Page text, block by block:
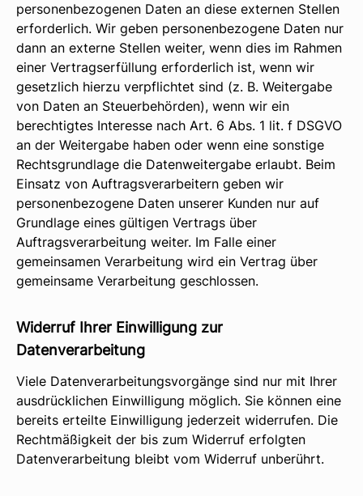
personenbezogenen Daten an diese externen Stellen
erforderlich. Wir geben personenbezogene Daten nur
dann an externe Stellen weiter, wenn dies im Rahmen
einer Vertragserfüllung erforderlich ist, wenn wir
gesetzlich hierzu verpflichtet sind (z. B. Weitergabe
von Daten an Steuerbehörden), wenn wir ein
berechtigtes Interesse nach Art. 6 Abs. 1 lit. f DSGVO
an der Weitergabe haben oder wenn eine sonstige
Rechtsgrundlage die Datenweitergabe erlaubt. Beim
Einsatz von Auftragsverarbeitern geben wir
personenbezogene Daten unserer Kunden nur auf
Grundlage eines gültigen Vertrags über
Auftragsverarbeitung weiter. Im Falle einer
gemeinsamen Verarbeitung wird ein Vertrag über
gemeinsame Verarbeitung geschlossen.
Widerruf Ihrer Einwilligung zur
Datenverarbeitung
Viele Datenverarbeitungsvorgänge sind nur mit Ihrer
ausdrücklichen Einwilligung möglich. Sie können eine
bereits erteilte Einwilligung jederzeit widerrufen. Die
Rechtmäßigkeit der bis zum Widerruf erfolgten
Datenverarbeitung bleibt vom Widerruf unberührt.